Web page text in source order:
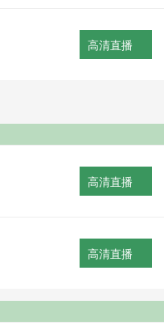
高清直播
高清直播
高清直播